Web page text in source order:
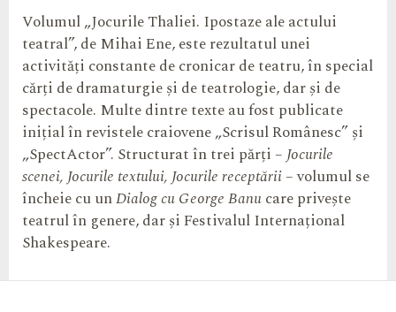
Volumul „Jocurile Thaliei. Ipostaze ale actului
teatral”, de Mihai Ene, este rezultatul unei
activități constante de cronicar de teatru, în special
cărți de dramaturgie și de teatrologie, dar și de
spectacole. Multe dintre texte au fost publicate
inițial în revistele craiovene „Scrisul Românesc” și
„SpectActor”. Structurat în trei părți – Jocurile
scenei, Jocurile textului, Jocurile receptării– volumul se
încheie cu unDialog cu George Banucare privește
teatrul în genere, dar și Festivalul Internațional
Shakespeare.